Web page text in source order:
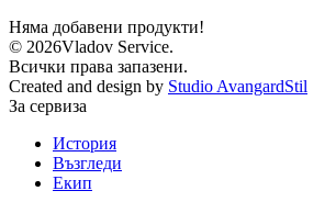
Няма добавени продукти!
© 2026Vladov Service.
Всички права запазени.
Created and design by Studio AvangardStil
За сервиза
История
Възгледи
Екип